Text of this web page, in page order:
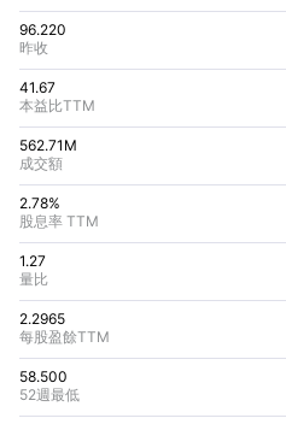
41.67
本益比TTM
96.220
昨收
562.71M
成交額
2.78%
股息率 TTM
1.27
量比
2.2965
每股盈餘TTM
58.500
52週最低